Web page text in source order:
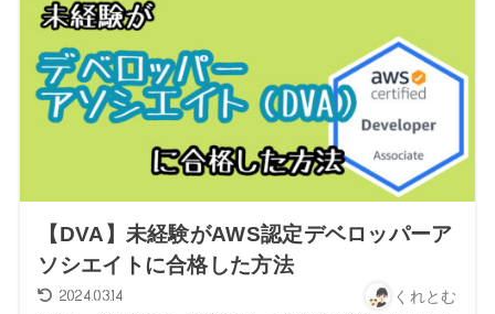
【DVA】未経験がAWS認定デベロッパーア
ソシエイトに合格した方法
2024.03.14 くれとむ